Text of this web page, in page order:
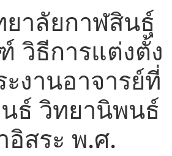
าลัยกาฬสินธุ์
วิธีการแต่งตั้ง
งานอาจารย์ที่
ธ์ วิทยานิพนธ์
สระ พ.ศ.